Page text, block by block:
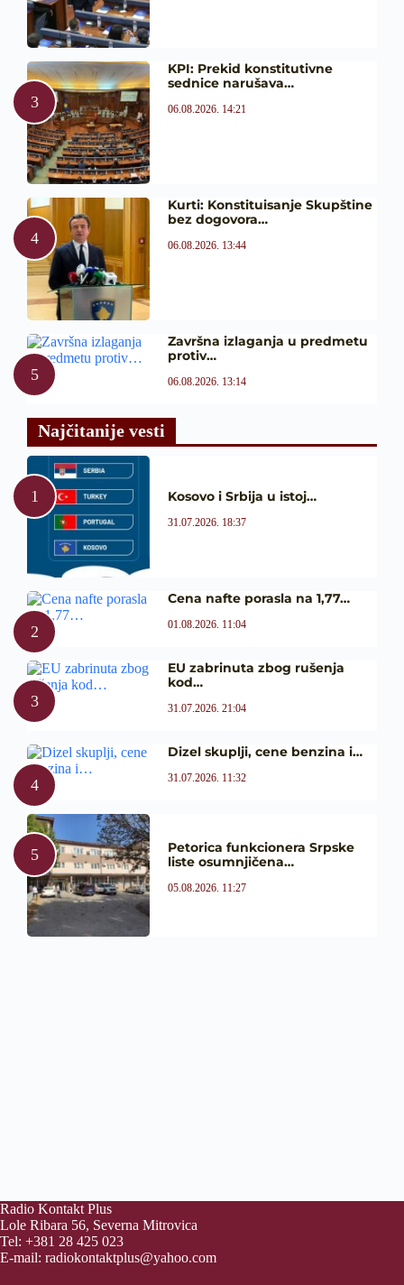
KPI: Prekid konstitutivne
sednice narušava…
06.08.2026. 14:21
Kurti: Konstituisanje Skupštine
bez dogovora…
06.08.2026. 13:44
Završna izlaganja u predmetu
protiv…
06.08.2026. 13:14
Najčitanije vesti
Kosovo i Srbija u istoj…
31.07.2026. 18:37
Cena nafte porasla na 1,77…
01.08.2026. 11:04
EU zabrinuta zbog rušenja
kod…
31.07.2026. 21:04
Dizel skuplji, cene benzina i…
31.07.2026. 11:32
Petorica funkcionera Srpske
liste osumnjičena…
05.08.2026. 11:27
Radio Kontakt Plus
Lole Ribara 56, Severna Mitrovica
Tel: +381 28 425 023
E-mail: radiokontaktplus@yahoo.com